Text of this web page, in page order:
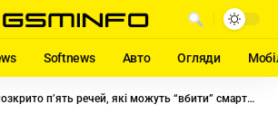
Softnews Авто Огляди
п’ять речей, які можуть “вбити” смартфон